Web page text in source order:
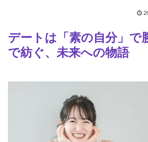
デートは「素の自分」で
で紡ぐ、未来への物語